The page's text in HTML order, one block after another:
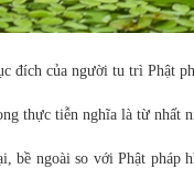
đích của người tu trì Phật
thực tiễn nghĩa là từ nhất
ngoài so với Phật pháp